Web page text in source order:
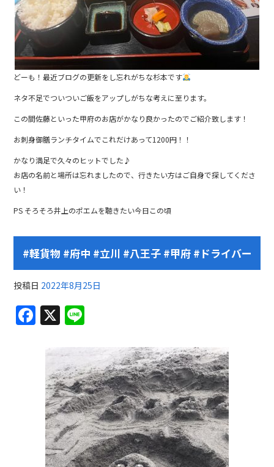
どーも！最近ブログの更新をし忘れがちな杉本です
ネタ不足でついついご飯をアップしがちな考えに至ります。
この間佐藤といった甲府のお店がかなり良かったのでご紹介致します！
お刺身御膳ランチタイムでこれだけあって1200円！！
かなり満足で久々のヒットでした♪
お店の名前と場所は忘れましたので、行きたい方はご自身で探してくださ
い！
PS そろそろ井上のポエムを聴きたい今日この頃
#軽貨物 #府中 #立川 #八王子 #甲府 #ドライバー
投稿日 2022年8月25日
F
a
c
e
b
o
o
k
X
e